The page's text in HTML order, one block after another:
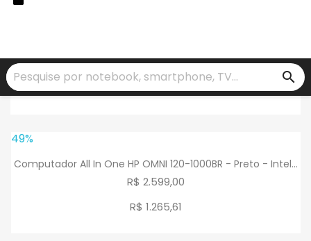
search
39%
R$ 1.970,00
R$ 1.158,05
49%
Computador All In One HP OMNI 120-1000BR - Preto - Intel...
R$ 2.599,00
R$ 1.265,61